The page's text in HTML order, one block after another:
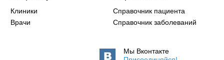
Клиники
Врачи
Справочник пациента
Справочник заболеваний
Мы Вконтакте